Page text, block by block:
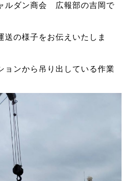
ルダン商会 広報部の吉岡で
送の様子をお伝えいたしま
ョンから吊り出している作業